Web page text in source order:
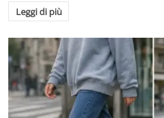
Leggi di più